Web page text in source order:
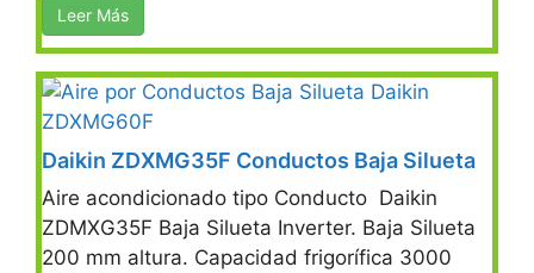
Leer Más
Daikin ZDXMG35F Conductos Baja Silueta
Aire acondicionado tipo Conducto Daikin
ZDMXG35F Baja Silueta Inverter. Baja Silueta
200 mm altura. Capacidad frigorífica 3000